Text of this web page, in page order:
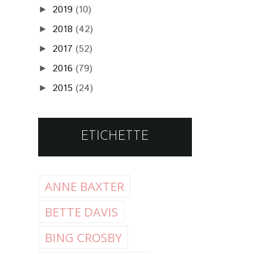
► 2019 (10)
► 2018 (42)
► 2017 (52)
► 2016 (79)
► 2015 (24)
ETICHETTE
ANNE BAXTER
BETTE DAVIS
BING CROSBY